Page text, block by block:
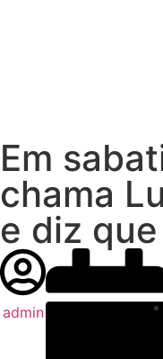
Em
chama
e diz
admin